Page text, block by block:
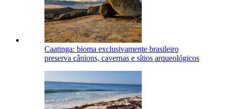
Caatinga: bioma exclusivamente brasileiro
preserva cânions, cavernas e sítios arqueológicos